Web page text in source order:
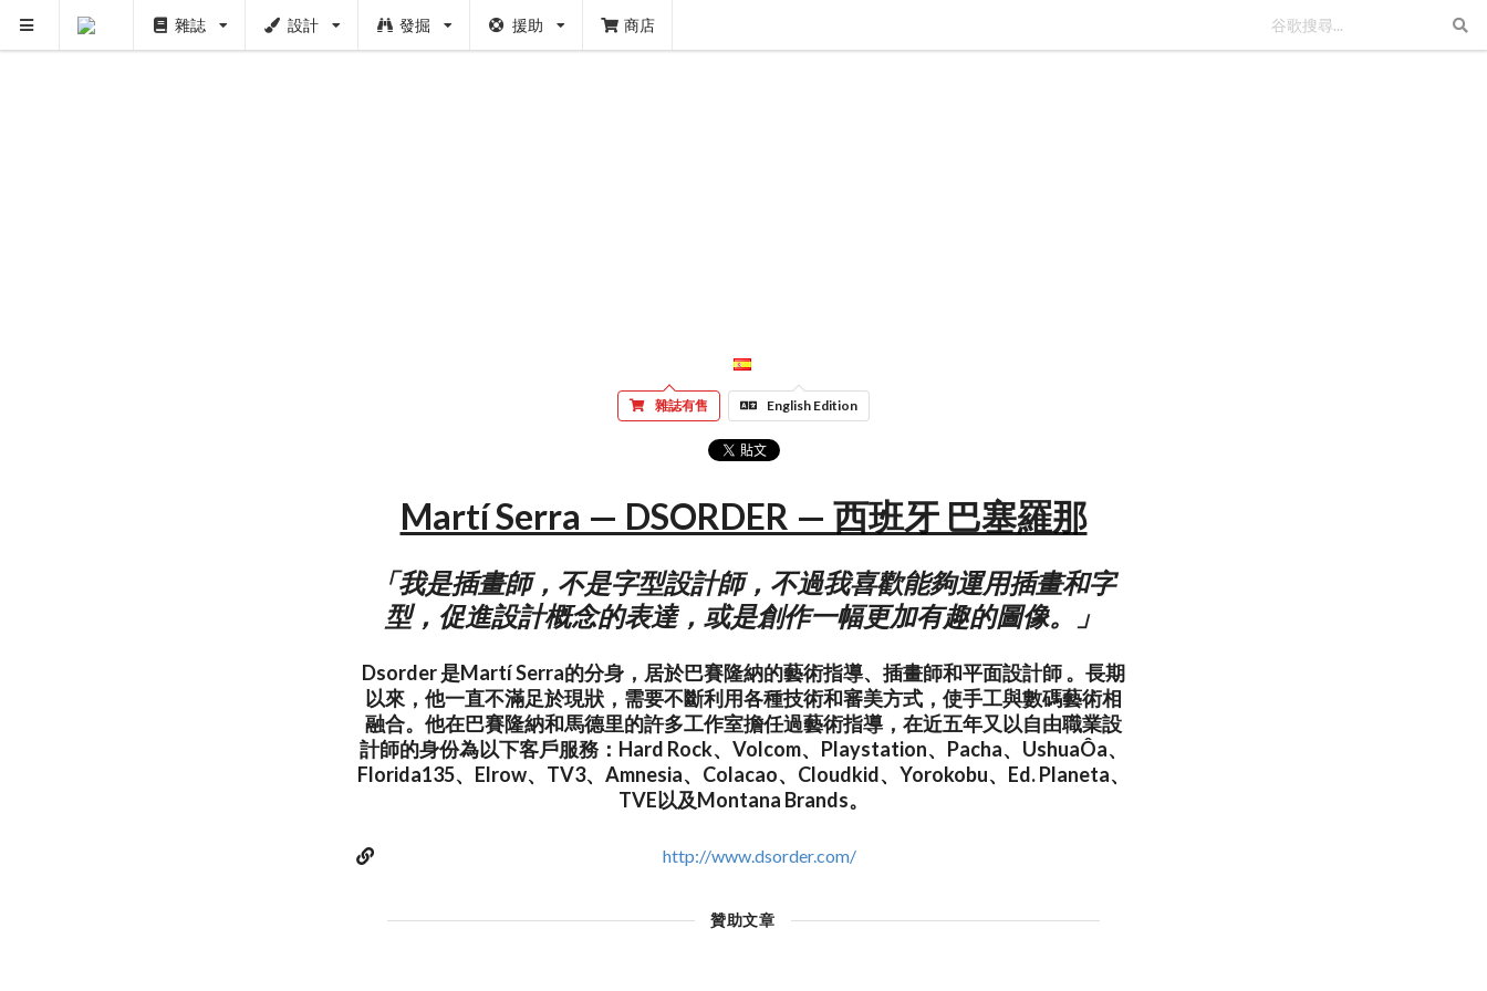
雜誌 設計 發掘 援助 商店
雜誌有售 English Edition
Martí Serra — DSORDER — 西班牙 巴塞羅那
「我是插畫師，不是字型設計師，不過我喜歡能夠運用插畫和字
型，促進設計概念的表達，或是創作一幅更加有趣的圖像。」
Dsorder 是Martí Serra的分身，居於巴賽隆納的藝術指導、插畫師和平面設計師 。長期
以來，他一直不滿足於現狀，需要不斷利用各種技術和審美方式，使手工與數碼藝術相
融合。他在巴賽隆納和馬德里的許多工作室擔任過藝術指導，在近五年又以自由職業設
計師的身份為以下客戶服務：Hard Rock、Volcom、Playstation、Pacha、UshuaÔa、
Florida135、Elrow、TV3、Amnesia、Colacao、Cloudkid、Yorokobu、Ed. Planeta、
TVE以及Montana Brands。
http://www.dsorder.com/
贊助文章